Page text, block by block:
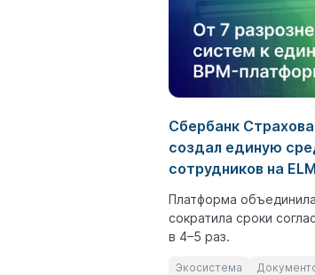
Сбербанк
создал единую
сотрудников на
Платформа
сократила сроки
в 4–5 раз.
Экосистема